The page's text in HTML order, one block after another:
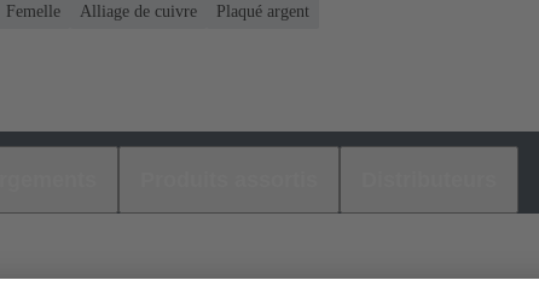
Femelle Alliage de cuivre
Plaqué argent